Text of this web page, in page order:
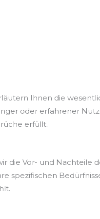
Ihnen die
oder erfahrener
erfüllt.
die Vor- und Nachteile
spezifischen